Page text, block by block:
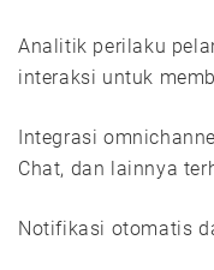
Analitik perilaku
interaksi untuk
Integrasi
Chat, dan lainnya
Notifikasi otomatis